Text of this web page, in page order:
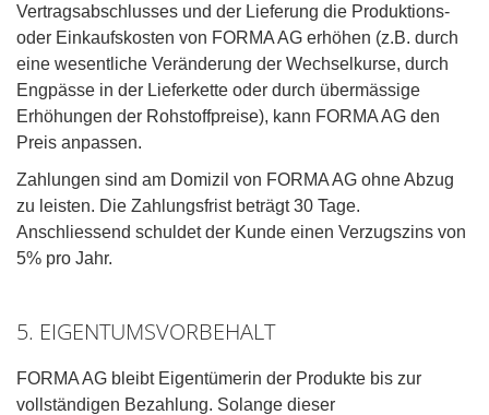
Vertragsabschlusses und der Lieferung die Produktions-
oder Einkaufskosten von FORMA AG erhöhen (z.B. durch
eine wesentliche Veränderung der Wechselkurse, durch
Engpässe in der Lieferkette oder durch übermässige
Erhöhungen der Rohstoffpreise), kann FORMA AG den
Preis anpassen.
Zahlungen sind am Domizil von FORMA AG ohne Abzug
zu leisten. Die Zahlungsfrist beträgt 30 Tage.
Anschliessend schuldet der Kunde einen Verzugszins von
5% pro Jahr.
5. EIGENTUMSVORBEHALT
FORMA AG bleibt Eigentümerin der Produkte bis zur
vollständigen Bezahlung. Solange dieser